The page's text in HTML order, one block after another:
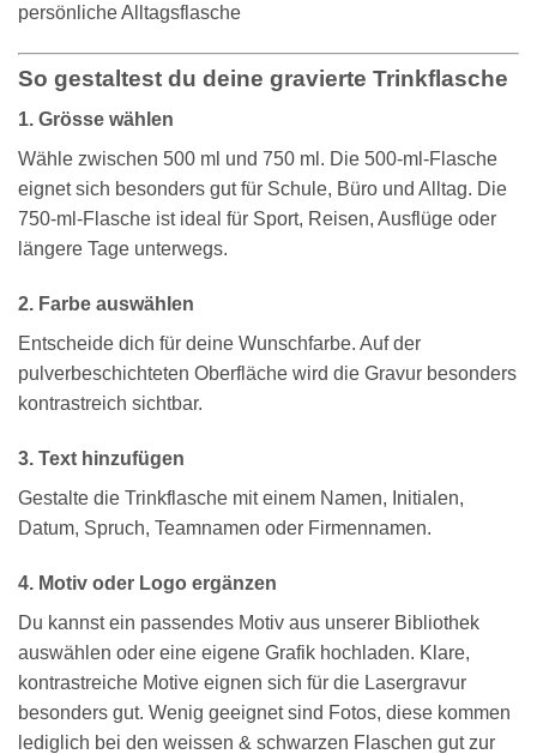
persönliche Alltagsflasche
So gestaltest du deine gravierte Trinkflasche
1. Grösse wählen
Wähle zwischen 500 ml und 750 ml. Die 500-ml-Flasche
eignet sich besonders gut für Schule, Büro und Alltag. Die
750-ml-Flasche ist ideal für Sport, Reisen, Ausflüge oder
längere Tage unterwegs.
2. Farbe auswählen
Entscheide dich für deine Wunschfarbe. Auf der
pulverbeschichteten Oberfläche wird die Gravur besonders
kontrastreich sichtbar.
3. Text hinzufügen
Gestalte die Trinkflasche mit einem Namen, Initialen,
Datum, Spruch, Teamnamen oder Firmennamen.
4. Motiv oder Logo ergänzen
Du kannst ein passendes Motiv aus unserer Bibliothek
auswählen oder eine eigene Grafik hochladen. Klare,
kontrastreiche Motive eignen sich für die Lasergravur
besonders gut. Wenig geeignet sind Fotos, diese kommen
lediglich bei den weissen & schwarzen Flaschen gut zur